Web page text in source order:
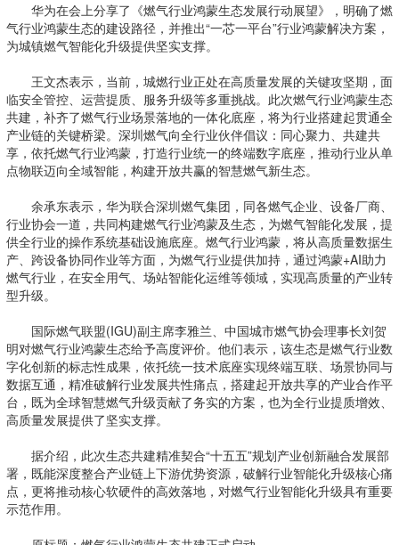
华为在会上分享了《燃气行业鸿蒙生态发展行动展望》，明确了燃
气行业鸿蒙生态的建设路径，并推出“一芯一平台”行业鸿蒙解决方案，
为城镇燃气智能化升级提供坚实支撑。
王文杰表示，当前，城燃行业正处在高质量发展的关键攻坚期，面
临安全管控、运营提质、服务升级等多重挑战。此次燃气行业鸿蒙生态
共建，补齐了燃气行业场景落地的一体化底座，将为行业搭建起贯通全
产业链的关键桥梁。深圳燃气向全行业伙伴倡议：同心聚力、共建共
享，依托燃气行业鸿蒙，打造行业统一的终端数字底座，推动行业从单
点物联迈向全域智能，构建开放共赢的智慧燃气新生态。
余承东表示，华为联合深圳燃气集团，同各燃气企业、设备厂商、
行业协会一道，共同构建燃气行业鸿蒙及生态，为燃气智能化发展，提
供全行业的操作系统基础设施底座。燃气行业鸿蒙，将从高质量数据生
产、跨设备协同作业等方面，为燃气行业提供加持，通过鸿蒙+AI助力
燃气行业，在安全用气、场站智能化运维等领域，实现高质量的产业转
型升级。
国际燃气联盟(IGU)副主席李雅兰、中国城市燃气协会理事长刘贺
明对燃气行业鸿蒙生态给予高度评价。他们表示，该生态是燃气行业数
字化创新的标志性成果，依托统一技术底座实现终端互联、场景协同与
数据互通，精准破解行业发展共性痛点，搭建起开放共享的产业合作平
台，既为全球智慧燃气升级贡献了务实的方案，也为全行业提质增效、
高质量发展提供了坚实支撑。
据介绍，此次生态共建精准契合“十五五”规划产业创新融合发展部
署，既能深度整合产业链上下游优势资源，破解行业智能化升级核心痛
点，更将推动核心软硬件的高效落地，对燃气行业智能化升级具有重要
示范作用。